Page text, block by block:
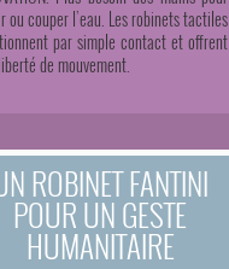
ou couper l’eau. Les robinets tactiles
par simple contact et offrent
de mouvement.
ROBINET FANTINI
POUR UN GESTE
HUMANITAIRE